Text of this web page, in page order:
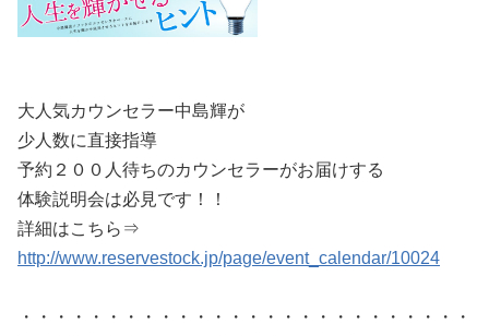
大人気カウンセラー中島輝が
少人数に直接指導
予約２００人待ちのカウンセラーがお届けする
体験説明会は必見です！！
詳細はこちら⇒
http://www.reservestock.jp/page/event_calendar/10024
・・・・・・・・・・・・・・・・・・・・・・・・・・